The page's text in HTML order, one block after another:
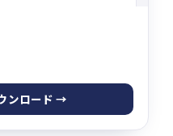
ンロード →